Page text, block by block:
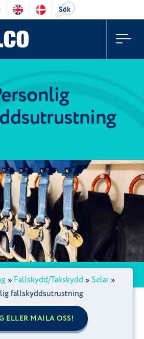
Sök
» Fallskydd/Takskydd » Selar»
fallskyddsutrustning
ELLER MAILA OSS!